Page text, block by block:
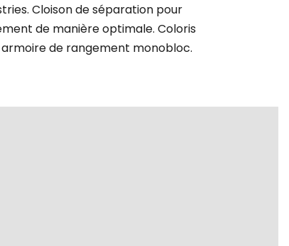
Cloison de séparation pour
de manière optimale. Coloris
de rangement monobloc.